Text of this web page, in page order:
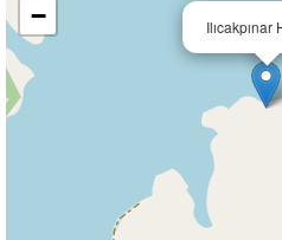
Ilıcakpınar
−